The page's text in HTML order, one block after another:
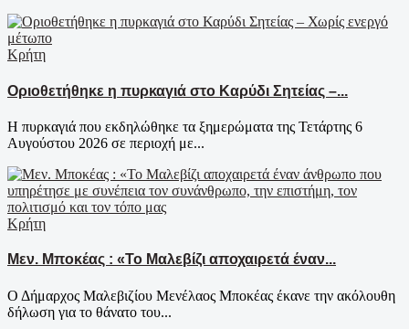
Κρήτη
Οριοθετήθηκε η πυρκαγιά στο Καρύδι Σητείας –...
Η πυρκαγιά που εκδηλώθηκε τα ξημερώματα της Τετάρτης 6
Αυγούστου 2026 σε περιοχή με...
Κρήτη
Μεν. Μποκέας : «Το Μαλεβίζι αποχαιρετά έναν...
Ο Δήμαρχος Μαλεβιζίου Μενέλαος Μποκέας έκανε την ακόλουθη
δήλωση για το θάνατο του...